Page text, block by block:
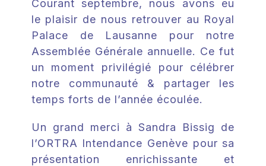
CONTACT
DEVENIR MEMBRE
ESPACE MEMBRE
Courant septembre, nous avons eu
le plaisir de nous retrouver au Royal
Palace de Lausanne pour notre
Assemblée Générale annuelle. Ce fut
un moment privilégié pour célébrer
notre communauté & partager les
temps forts de l’année écoulée.
Un grand merci à Sandra Bissig de
l’ORTRA Intendance Genève pour sa
présentation enrichissante et